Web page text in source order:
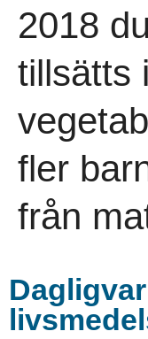
2018
tillsätts
fler
från